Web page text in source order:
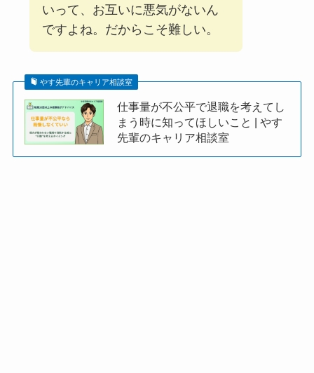
いって、お互いに悪気がないん
ですよね。だからこそ難しい。
やす先輩のキャリア相談室
仕事量が不公平で退職を考えてし
まう時に知ってほしいこと | やす
先輩のキャリア相談室